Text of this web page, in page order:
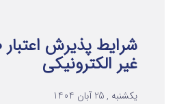
شرایط پذیرش
غیر الکترونیکی
یکشنبه , 25 آبان 1404